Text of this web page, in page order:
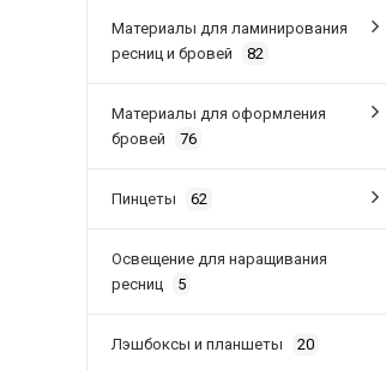
Материалы для ламинирования
ресниц и бровей
82
Материалы для оформления
бровей
76
Пинцеты 62
Освещение для наращивания
ресниц
5
Лэшбоксы и планшеты 20